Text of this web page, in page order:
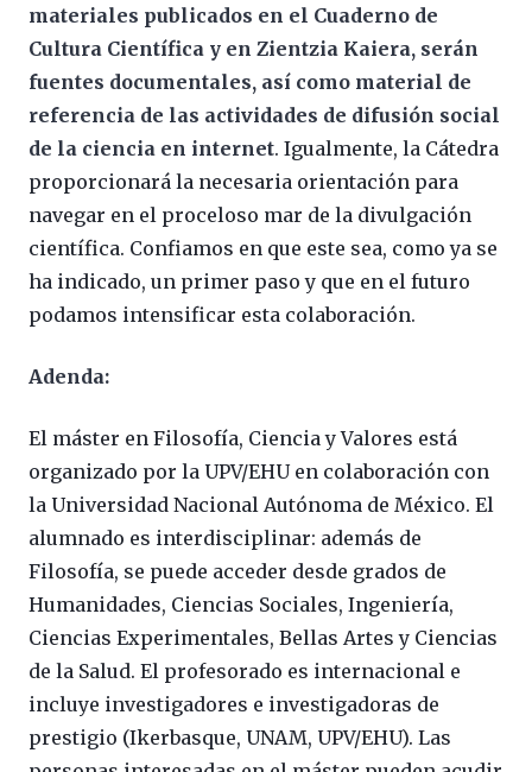
materiales publicados en el Cuaderno de
Cultura Científica y en Zientzia Kaiera, serán
fuentes documentales, así como material de
referencia de las actividades de difusión social
de la ciencia en internet. Igualmente, la Cátedra
proporcionará la necesaria orientación para
navegar en el proceloso mar de la divulgación
científica. Confiamos en que este sea, como ya se
ha indicado, un primer paso y que en el futuro
podamos intensificar esta colaboración.
Adenda:
El máster en Filosofía, Ciencia y Valores está
organizado por la UPV/EHU en colaboración con
la Universidad Nacional Autónoma de México. El
alumnado es interdisciplinar: además de
Filosofía, se puede acceder desde grados de
Humanidades, Ciencias Sociales, Ingeniería,
Ciencias Experimentales, Bellas Artes y Ciencias
de la Salud. El profesorado es internacional e
incluye investigadores e investigadoras de
prestigio (Ikerbasque, UNAM, UPV/EHU). Las